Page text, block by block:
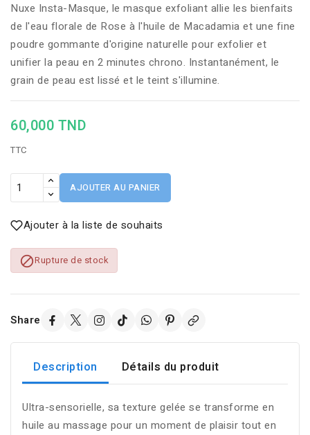
Nuxe Insta-Masque, le masque exfoliant allie les bienfaits
de l'eau florale de Rose à l'huile de Macadamia et une fine
poudre gommante d'origine naturelle pour exfolier et
unifier la peau en 2 minutes chrono. Instantanément, le
grain de peau est lissé et le teint s'illumine.
60,000 TND
TTC
AJOUTER AU PANIER
Ajouter à la liste de souhaits
Rupture de stock
Share
Description Détails du produit
Ultra-sensorielle, sa texture gelée se transforme en
huile au massage pour un moment de plaisir tout en